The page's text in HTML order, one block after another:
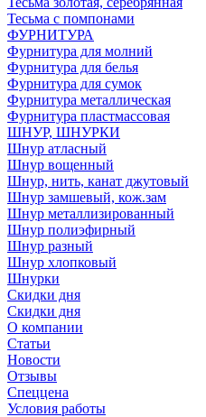
Тесьма с помпонами
ФУРНИТУРА
Фурнитура для молний
Фурнитура для белья
Фурнитура для сумок
Фурнитура металлическая
Фурнитура пластмассовая
ШНУР, ШНУРКИ
Шнур атласный
Шнур вощенный
Шнур, нить, канат джутовый
Шнур замшевый, кож.зам
Шнур металлизированный
Шнур полиэфирный
Шнур разный
Шнур хлопковый
Шнурки
Скидки дня
Скидки дня
О компании
Статьи
Новости
Отзывы
Спеццена
Условия работы